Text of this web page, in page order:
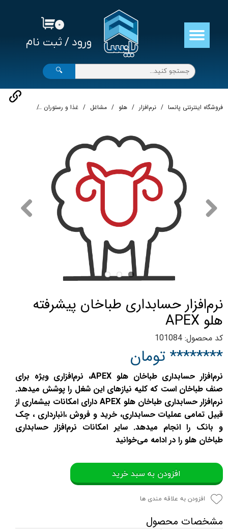
ورود / ثبت نام
حساب کاربری من
تغییر گذر واژه
سفارشات
خروج از حساب کاربری
۰
🔍
فروشگاه اینترنتی پانسا نرم‌افزار هلو مشاغل غذا و رستوران
نرم‌افزار حسابداری طباخان پیشرفته
هلو APEX
کد محصول: 101084
******** تومان
نرم‌افزار حسابداری طباخان هلو APEX، نرم‌افزاری ویژه برای
صنف طباخان است که کلیه نیازهای این شغل را پوشش میدهد.
نرم‌افزار حسابداری طباخان هلو APEX دارای امکانات بیشماری از
قبیل تمامی عملیات حسابداری، خرید و فروش ،انبارداری ، چک
و بانک را انجام میدهد. سایر امکانات نرم‌افزار حسابداری
طباخان هلو را در ادامه می‌خوانید
افزودن به سبد خرید
افزودن به علاقه مندی ها
مشخصات محصول